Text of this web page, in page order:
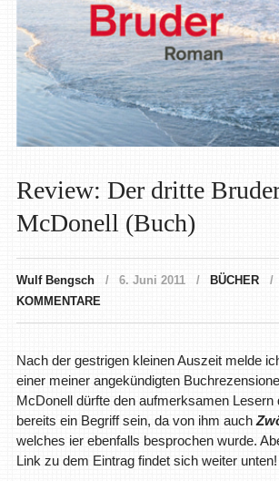
Review: Der dritte
McDonell (Buch)
Wulf Bengsch 6. Juni 2011 BÜCHER
KOMMENTARE
Nach der gestrigen kleinen Auszeit melde
einer meiner angekündigten
McDonell dürfte den aufmerksamen Lesern
bereits ein Begriff sein, da von ihm auch
welches ier ebenfalls besprochen wurde.
Link zu dem Eintrag findet sich weiter unten!